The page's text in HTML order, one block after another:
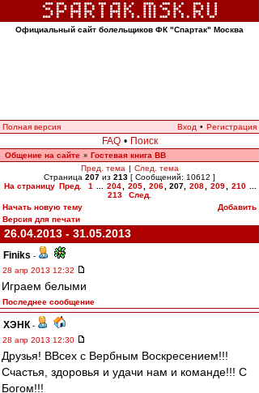
Официальный сайт болельщиков ФК "Спартак" Москва
Полная версия Вход • Регистрация
FAQ • Поиск
Общение на сайте » Гостевая книга ВВ
Пред. тема | След. тема
Страница 207 из 213 [ Сообщений: 10612 ]
На страницу Пред. 1 204 205 206 207, 208 209 210
213
След.
Начать новую тему
Добавить
Версия для печати
26.04.2013 - 31.05.2013
Finiks -
28 апр 2013 12:32
Играем белыми
Последнее сообщение
ХЭНК -
28 апр 2013 12:30
Друзья! ВВсех с Вербным Воскресением!!!
Счастья, здоровья и удачи нам и команде!!! С
Богом!!!